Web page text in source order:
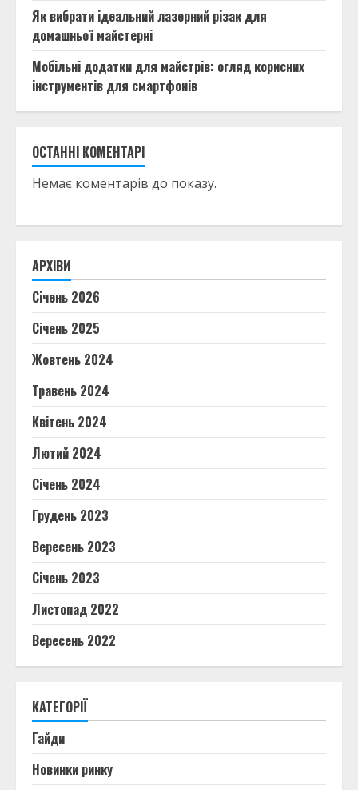
Як вибрати ідеальний лазерний різак для
домашньої майстерні
Мобільні додатки для майстрів: огляд корисних
інструментів для смартфонів
ОСТАННІ КОМЕНТАРІ
Немає коментарів до показу.
АРХІВИ
Січень 2026
Січень 2025
Жовтень 2024
Травень 2024
Квітень 2024
Лютий 2024
Січень 2024
Грудень 2023
Вересень 2023
Січень 2023
Листопад 2022
Вересень 2022
КАТЕГОРІЇ
Гайди
Новинки ринку